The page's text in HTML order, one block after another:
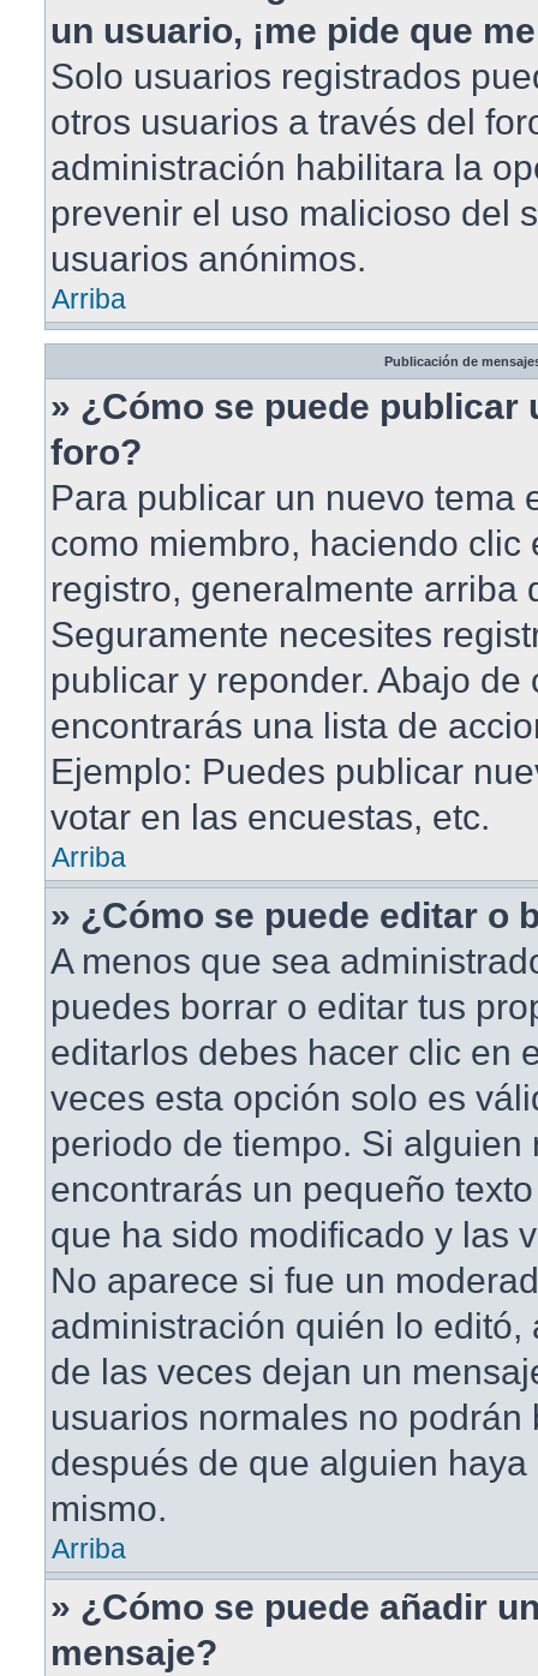
un usuario, ¡me pide que
Solo usuarios registrados
otros usuarios a través del
administración habilitara la
prevenir el uso malicioso del
usuarios anónimos.
Arriba
Publicación de
» ¿Cómo se puede publicar
foro?
Para publicar un nuevo tema
como miembro, haciendo clic
registro, generalmente arriba
Seguramente necesites
publicar y reponder. Abajo de
encontrarás una lista de
Ejemplo: Puedes publicar
votar en las encuestas, etc.
Arriba
» ¿Cómo se puede editar o
A menos que sea
puedes borrar o editar tus
editarlos debes hacer clic en
veces esta opción solo es
periodo de tiempo. Si alguien
encontrarás un pequeño
que ha sido modificado y las
No aparece si fue un
administración quién lo editó,
de las veces dejan un
usuarios normales no podrán
después de que alguien
mismo.
Arriba
» ¿Cómo se puede añadir
mensaje?